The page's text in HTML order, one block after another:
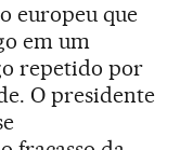
europeu que
em um
repetido por
O presidente